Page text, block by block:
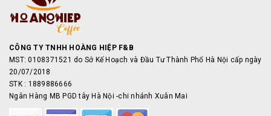
CÔNG TY TNHH HOÀNG HIỆP F&B
MST: 0108371521 do Sở Kế Hoạch và Đầu Tư Thành Phố Hà Nội cấp ngày
20/07/2018
STK : 1889886666
Ngân Hàng MB PGD tây Hà Nội -chi nhánh Xuân Mai